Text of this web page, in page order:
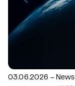
03.06.2026 – News